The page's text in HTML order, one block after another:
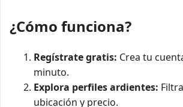
¿Cómo funciona?
Regístrate gratis: Crea tu
minuto.
Explora perfiles ardientes:
ubicación y precio.